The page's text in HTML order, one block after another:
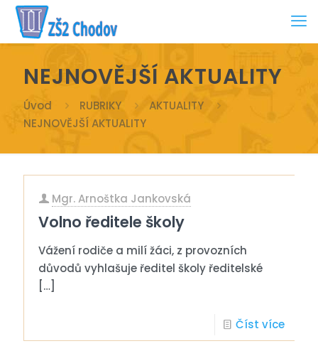
NEJNOVĚJŠÍ AKTUALITY
Úvod RUBRIKY
AKTUALITY
NEJNOVĚJŠÍ AKTUALITY
Mgr. Arnoštka Jankovská
Volno ředitele školy
Vážení rodiče a milí žáci, z provozních
důvodů vyhlašuje ředitel školy ředitelské
[…]
Číst více